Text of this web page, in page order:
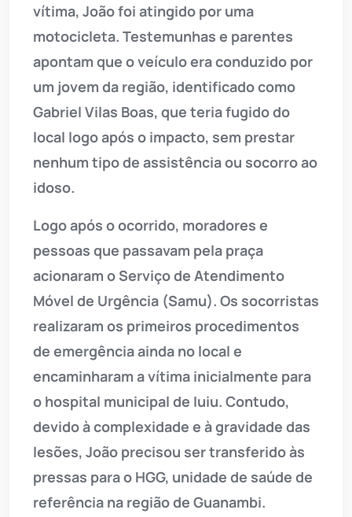
vítima, João foi atingido por uma
motocicleta. Testemunhas e parentes
apontam que o veículo era conduzido por
um jovem da região, identificado como
Gabriel Vilas Boas, que teria fugido do
local logo após o impacto, sem prestar
nenhum tipo de assistência ou socorro ao
idoso.
Logo após o ocorrido, moradores e
pessoas que passavam pela praça
acionaram o Serviço de Atendimento
Móvel de Urgência (Samu). Os socorristas
realizaram os primeiros procedimentos
de emergência ainda no local e
encaminharam a vítima inicialmente para
o hospital municipal de Iuiu. Contudo,
devido à complexidade e à gravidade das
lesões, João precisou ser transferido às
pressas para o HGG, unidade de saúde de
referência na região de Guanambi.